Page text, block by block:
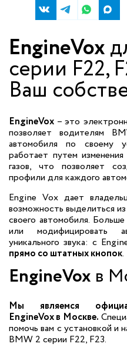
EngineVox
серии F22,
Ваш
EngineVox – это
позволяет водителям
автомобиля по своему
работает путем
газов, что позволяет
профили для каждого
Engine Vox дает
возможность выделиться
своего автомобиля.
или модифицировать
уникального звука: с
прямо со штатных кнопок.
EngineVox в
Мы являемся
EngineVox в Москве.
помочь вам с установкой и
BMW 2 серии F22, F23.